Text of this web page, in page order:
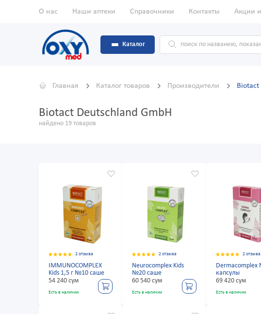
О нас Наши аптеки Справочники Контакты Акции
Каталог
Главная Каталог товаров Производители Biotact
Biotact Deutschland GmbH
найдено 19 товаров
2 отзыва
IMMUNOCOMPLEX
Kids 1,5 г №10 саше
54 240 сум
Есть в наличии
2 отзыва
Neurocomplex Kids
№20 саше
60 540 сум
Есть в наличии
2 отзыва
капсулы
69 420 сум
Есть в наличии